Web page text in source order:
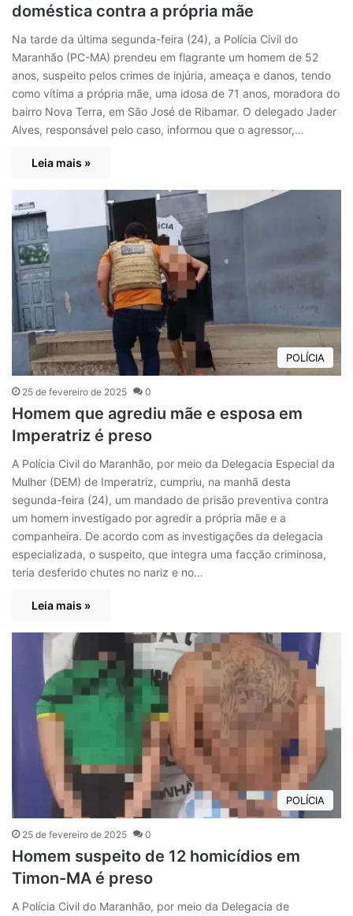
doméstica contra a própria mãe
Na tarde da última segunda-feira (24), a Polícia Civil do
Maranhão (PC-MA) prendeu em flagrante um homem de 52
anos, suspeito pelos crimes de injúria, ameaça e danos, tendo
como vítima a própria mãe, uma idosa de 71 anos, moradora do
bairro Nova Terra, em São José de Ribamar. O delegado Jader
Alves, responsável pelo caso, informou que o agressor,…
Leia mais »
POLÍCIA
25 de fevereiro de 2025 0
Homem que agrediu mãe e esposa em
Imperatriz é preso
A Polícia Civil do Maranhão, por meio da Delegacia Especial da
Mulher (DEM) de Imperatriz, cumpriu, na manhã desta
segunda-feira (24), um mandado de prisão preventiva contra
um homem investigado por agredir a própria mãe e a
companheira. De acordo com as investigações da delegacia
especializada, o suspeito, que integra uma facção criminosa,
teria desferido chutes no nariz e no…
Leia mais »
POLÍCIA
25 de fevereiro de 2025 0
Homem suspeito de 12 homicídios em
Timon-MA é preso
A Polícia Civil do Maranhão, por meio da Delegacia de